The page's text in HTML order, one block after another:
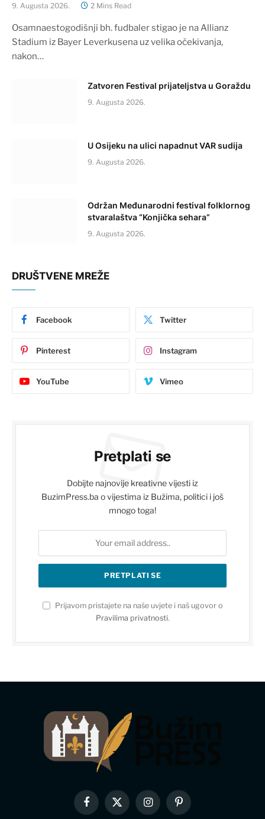
9. Augusta 2026. 2 Mins Read
Osamnaestogodišnji bh. fudbaler stigao je na Allianz
Stadium iz Bayer Leverkusena uz velika očekivanja,
nakon…
Zatvoren Festival prijateljstva u Goraždu
9. Augusta 2026.
U Osijeku na ulici napadnut VAR sudija
9. Augusta 2026.
Održan Međunarodni festival folklornog
stvaralaštva “Konjička sehara”
9. Augusta 2026.
DRUŠTVENE MREŽE
Facebook Twitter
Pinterest Instagram
YouTube Vimeo
Pretplati se
Dobijte najnovije kreativne vijesti iz
BuzimPress.ba o vijestima iz Bužima, politici i još
mnogo toga!
Prijavom pristajete na naše uvjete i naš ugovor o
Pravilima privatnosti.
Facebook
X
InstagramPinterest